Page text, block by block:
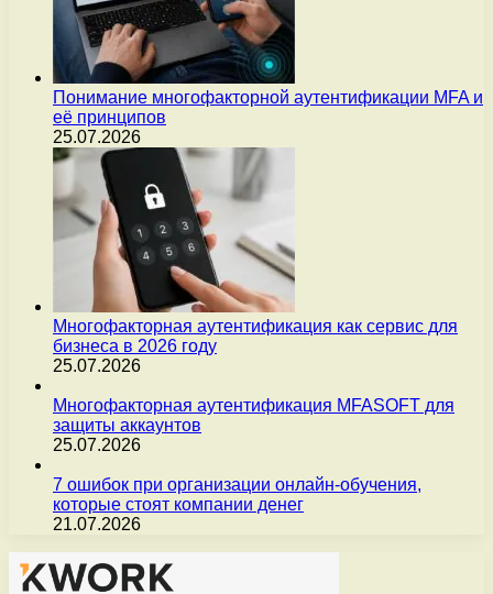
Понимание многофакторной аутентификации MFA и
её принципов
25.07.2026
Многофакторная аутентификация как сервис для
бизнеса в 2026 году
25.07.2026
Многофакторная аутентификация MFASOFT для
защиты аккаунтов
25.07.2026
7 ошибок при организации онлайн-обучения,
которые стоят компании денег
21.07.2026